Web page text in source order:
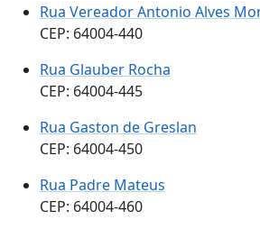
Rua Vereador Antonio Alves
CEP: 64004-440
Rua Glauber Rocha
CEP: 64004-445
Rua Gaston de Greslan
CEP: 64004-450
Rua Padre Mateus
CEP: 64004-460